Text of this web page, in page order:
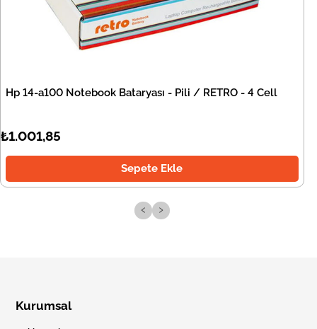
Hp 14-a100 Notebook Bataryası - Pili / RETRO - 4 Cell
₺1.001,85
Sepete Ekle
‹ ›
Kurumsal